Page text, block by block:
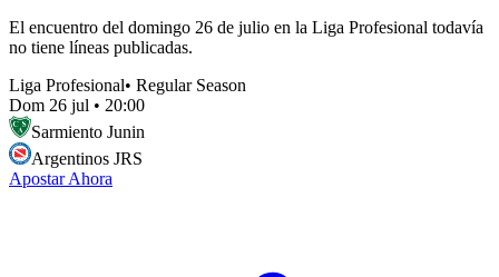
El encuentro del domingo 26 de julio en la Liga Profesional todavía
no tiene líneas publicadas.
Liga Profesional• Regular Season
Dom 26 jul • 20:00
Sarmiento Junin
Argentinos JRS
Apostar Ahora